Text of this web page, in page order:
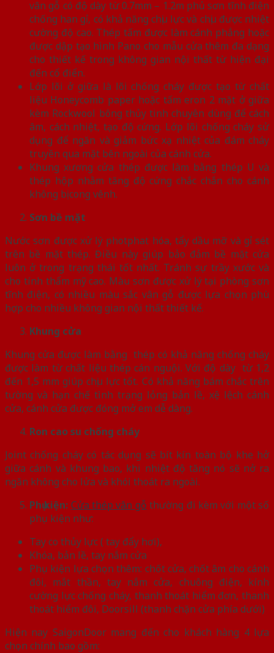
vân gỗ có độ dày từ 0.7mm – 1.2m phủ sơn tĩnh điện
chống han gỉ, có khả năng chịu lực và chịu được nhiệt
cường độ cao. Thép tấm được làm cánh phẳng hoặc
được dập tạo hình Pano cho mẫu cửa thêm đa dạng
cho thiết kế trong không gian nội thất từ hiện đại
đến cổ điển.
Lớp lõi ở giữa là lõi chống cháy được tạo từ chất
liệu Honeycomb paper hoặc tấm eron 2 mặt ở giữa
kèm Rockwool bông thủy tinh chuyên dùng để cách
âm, cách nhiệt, tạo độ cứng. Lớp lõi chống cháy sử
dụng để ngăn và giảm bức xạ nhiệt của đám cháy
truyền qua mặt bên ngoài của cánh cửa.
Khung xương cửa thép được làm bằng thép U và
thép hộp nhằm tăng độ cứng chắc chắn cho cánh
không bị cong vênh.
Sơn bề mặt
Nước sơn được xử lý photphat hóa, tẩy dầu mỡ và gỉ sét
trên bề mặt thép. Điều này giúp bảo đảm bề mặt cửa
luôn ở trong trạng thái tốt nhất. Tránh sự trầy xước và
cho tính thẩm mỹ cao. Màu sơn được xử lý tại phòng sơn
tĩnh điện, có nhiều màu sắc vân gỗ được lựa chọn phù
hợp cho nhiều không gian nội thất thiết kế.
Khung cửa
Khung cửa được làm bằng thép có khả năng chống cháy
được làm từ chất liệu thép cán nguội. Với độ dày từ 1,2
đến 1,5 mm giúp chịu lực tốt. Có khả năng bám chắc trên
tường và hạn chế tình trạng lỏng bản lề, xệ lệch cánh
cửa, cánh cửa được đóng mở em dễ dàng.
Ron cao su chống cháy
Joint chống cháy có tác dụng sẽ bít kín toàn bộ khe hở
giữa cánh và khung bao, khi nhiệt độ tăng nó sẽ nở ra
ngăn không cho lửa và khói thoát ra ngoài.
Phụ kiện: Cửa thép vân gỗ thường đi kèm với một số
phụ kiện như:
Tay co thủy lực ( tay đẩy hơi),
Khóa, bản lề, tay nắm cửa
Phụ kiện lựa chọn thêm: chốt cửa, chốt âm cho cánh
đôi, mắt thần, tay nắm cửa, chuông điện, kính
cường lực chống cháy, thanh thoát hiểm đơn, thanh
thoát hiểm đôi, Doorsill (thanh chặn cửa phía dưới)
Hiện nay SaigonDoor mang đến cho khách hàng 4 lựa
chọn chính bao gồm: